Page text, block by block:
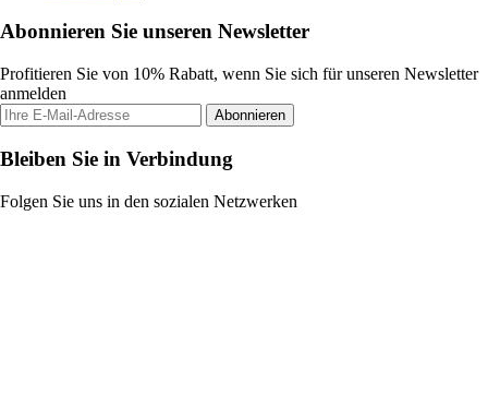
Abonnieren Sie unseren Newsletter
Profitieren Sie von 10% Rabatt, wenn Sie sich für unseren Newsletter
anmelden
Abonnieren
Bleiben Sie in Verbindung
Folgen Sie uns in den sozialen Netzwerken